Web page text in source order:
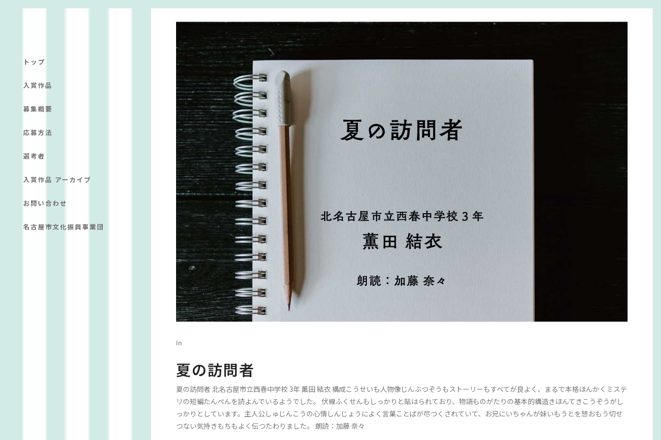
トップ
入賞作品
募集概要
応募方法
選考者
入賞作品 アーカイブ
お問い合わせ
名古屋市文化振興事業団
In
夏の訪問者
夏の訪問者 北名古屋市立西春中学校 3年 薫田 結衣 構成こうせいも人物像じんぶつぞうもストーリーもすべてが良よく、まるで本格ほんかくミステ
リの短編たんぺんを読よんでいるようでした。 伏線ふくせんもしっかりと貼はられており、物語ものがたりの基本的構造きほんてきこうぞうがし
っかりとしています。主人公しゅじんこうの心情しんじょうによく言葉ことばが尽つくされていて、お兄にいちゃんが妹いもうとを想おもう切せ
つない気持きもちもよく伝つたわりました。 朗読：加藤 奈々